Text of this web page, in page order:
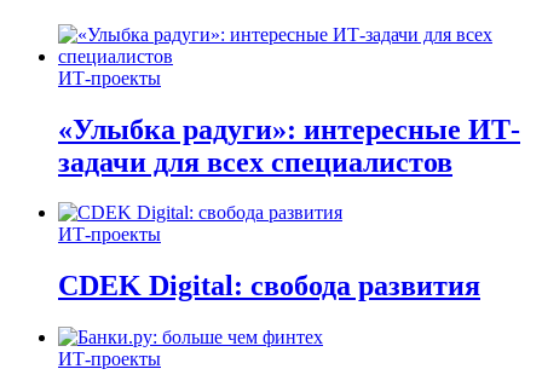
ИТ-проекты
«Улыбка радуги»: интересные ИТ-
задачи для всех специалистов
ИТ-проекты
CDEK Digital: свобода развития
ИТ-проекты